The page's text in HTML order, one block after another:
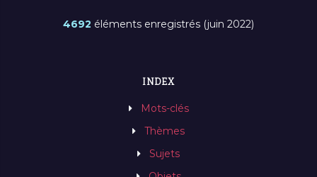
4692 éléments enregistrés (juin 2022)
INDEX
Mots-clés
Thèmes
Sujets